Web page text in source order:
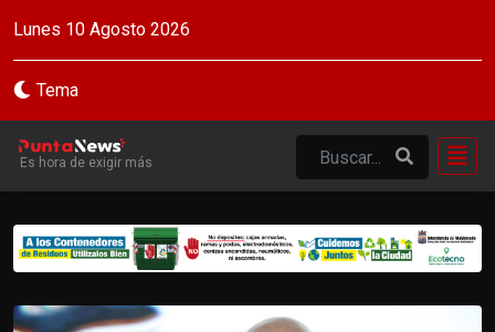
Lunes 10 Agosto 2026
Tema
Es hora de exigir más